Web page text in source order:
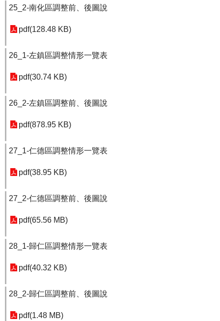
25_2-南化區調整前、後圖說
pdf(128.48 KB)
26_1-左鎮區調整情形一覽表
pdf(30.74 KB)
26_2-左鎮區調整前、後圖說
pdf(878.95 KB)
27_1-仁德區調整情形一覽表
pdf(38.95 KB)
27_2-仁德區調整前、後圖說
pdf(65.56 MB)
28_1-歸仁區調整情形一覽表
pdf(40.32 KB)
28_2-歸仁區調整前、後圖說
pdf(1.48 MB)